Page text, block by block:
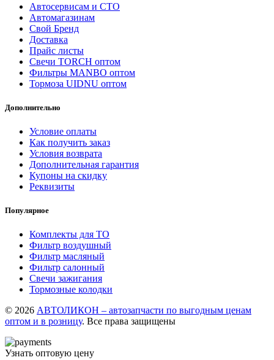
Автосервисам и СТО
Автомагазинам
Свой Бренд
Доставка
Прайс листы
Свечи TORCH оптом
Фильтры MANBO оптом
Тормоза UIDNU оптом
Дополнительно
Условие оплаты
Как получить заказ
Условия возврата
Дополнительная гарантия
Купоны на скидку
Реквизиты
Популярное
Комплекты для ТО
Фильтр воздушный
Фильтр масляный
Фильтр салонный
Свечи зажигания
Тормозные колодки
© 2026 АВТОЛИКОН – автозапчасти по выгодным ценам
оптом и в розницу. Все права защищены
Узнать оптовую цену